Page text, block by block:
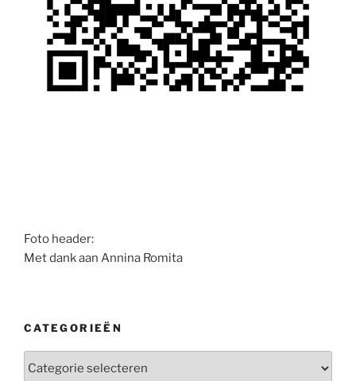
Foto header:
Met dank aan Annina Romita
CATEGORIEËN